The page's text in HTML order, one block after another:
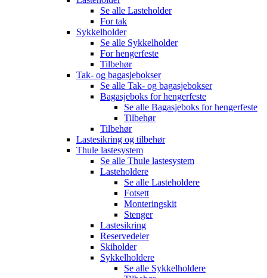
Se alle Lasteholder
For tak
Sykkelholder
Se alle Sykkelholder
For hengerfeste
Tilbehør
Tak- og bagasjebokser
Se alle Tak- og bagasjebokser
Bagasjeboks for hengerfeste
Se alle Bagasjeboks for hengerfeste
Tilbehør
Tilbehør
Lastesikring og tilbehør
Thule lastesystem
Se alle Thule lastesystem
Lasteholdere
Se alle Lasteholdere
Fotsett
Monteringskit
Stenger
Lastesikring
Reservedeler
Skiholder
Sykkelholdere
Se alle Sykkelholdere